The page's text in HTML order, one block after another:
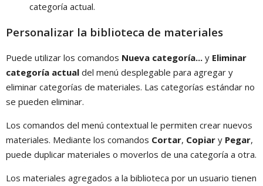
categoría actual.
Personalizar la biblioteca de materiales
Puede utilizar los comandos Nueva categoría... y Eliminar
categoría actual del menú desplegable para agregar y
eliminar categorías de materiales. Las categorías estándar no
se pueden eliminar.
Los comandos del menú contextual le permiten crear nuevos
materiales. Mediante los comandos Cortar, Copiar y Pegar,
puede duplicar materiales o moverlos de una categoría a otra.
Los materiales agregados a la biblioteca por un usuario tienen